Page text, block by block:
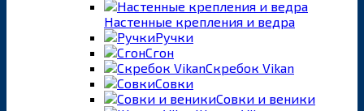
Настенные крепления и ведра
Ручки
Сгон
Скребок Vikan
Совки
Совки и веники